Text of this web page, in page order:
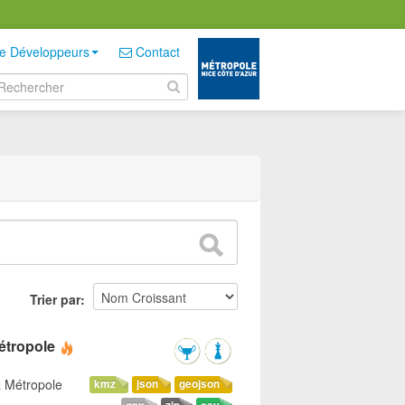
Développeurs Contact
Trier par
geojson
json
kmz
Métropole